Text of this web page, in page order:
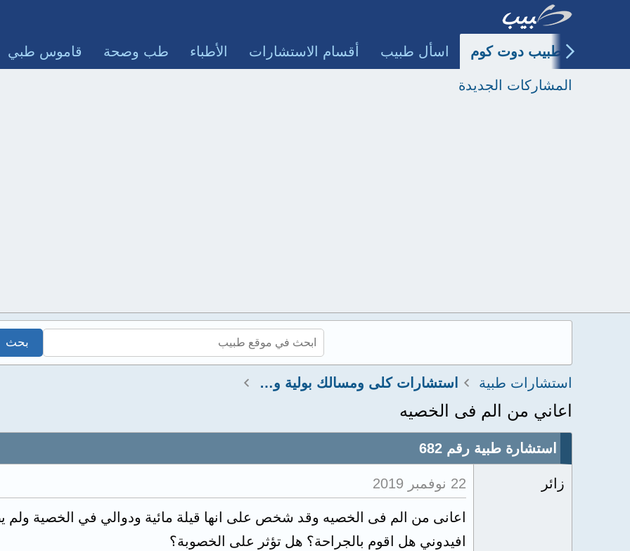
طبيب دوت كوم اسأل طبيب أقسام الاستشارات الأطباء طب وصحة قاموس طبي
المشاركات الجديدة
استشارات طبية استشارات كلى ومسالك بولية وتناسلية
اعاني من الم فى الخصيه
استشارة طبية رقم 682
زائر 22 نوفمبر 2019
اعانى من الم فى الخصيه وقد شخص على انها قيلة مائية ودوالي في الخصية
افيدوني هل اقوم بالجراحة؟ هل تؤثر على الخصوبة؟